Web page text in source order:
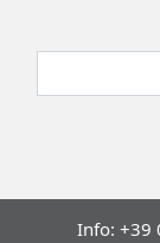
Info: +39